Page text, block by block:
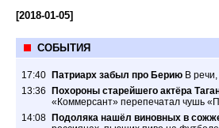
[2018-01-05]
СОБЫТИЯ
17:40 Патриарх забыл про Берию В
13:36 Похороны старейшего актёра
«Коммерсант» перепечатал чушь
14:08 Подоляка нашёл виновных в